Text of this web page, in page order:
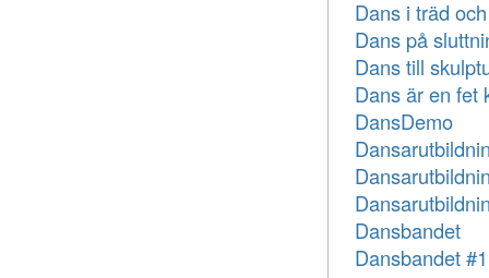
Dans i träd
Dans på
Dans till
Dans är en fet
DansDemo
Dansbandet
Dansbandet #1